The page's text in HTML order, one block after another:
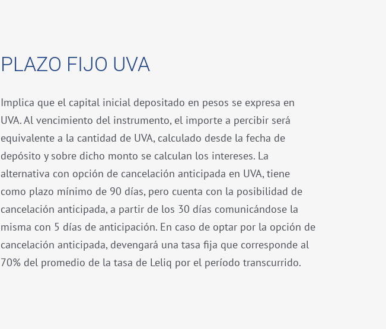
PLAZO FIJO UVA
Implica que el capital inicial depositado en pesos se expresa en
UVA. Al vencimiento del instrumento, el importe a percibir será
equivalente a la cantidad de UVA, calculado desde la fecha de
depósito y sobre dicho monto se calculan los intereses. La
alternativa con opción de cancelación anticipada en UVA, tiene
como plazo mínimo de 90 días, pero cuenta con la posibilidad de
cancelación anticipada, a partir de los 30 días comunicándose la
misma con 5 días de anticipación. En caso de optar por la opción de
cancelación anticipada, devengará una tasa fija que corresponde al
70% del promedio de la tasa de Leliq por el período transcurrido.